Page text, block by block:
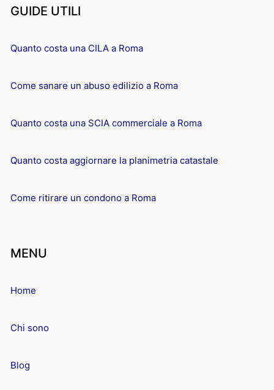
GUIDE UTILI
Quanto costa una CILA a Roma
Come sanare un abuso edilizio a Roma
Quanto costa una SCIA commerciale a Roma
Quanto costa aggiornare la planimetria catastale
Come ritirare un condono a Roma
MENU
Home
Chi sono
Blog